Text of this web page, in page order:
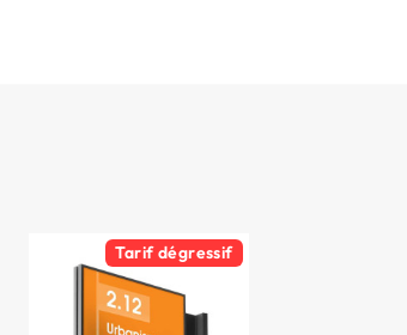
Tarif dégressif